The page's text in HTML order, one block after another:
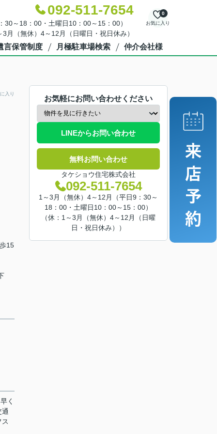
092-511-7654
30～18：00・土曜日10：00～15：00）
月（無休）4～12月（日曜日・祝日休み）
お気に入り
0
言保管制度 月極駐車場検索 仲介会社様
入り
15
く
お気軽にお問い合わせください
LINEからお問い合わせ
無料お問い合わせ
タケショウ住宅株式会社
092-511-7654
1～3月（無休）4～12月（平日9：30～
18：00・土曜日10：00～15：00）
（休：1～3月（無休）4～12月（日曜
日・祝日休み））